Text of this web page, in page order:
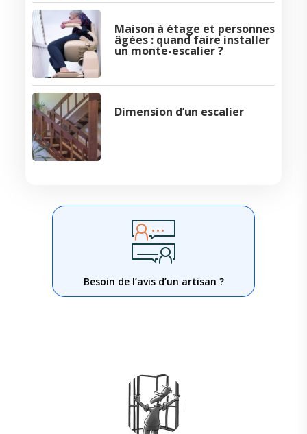
Maison à étage et personnes
âgées : quand faire installer
un monte-escalier ?
Dimension d’un escalier
Besoin de l’avis d’un artisan ?